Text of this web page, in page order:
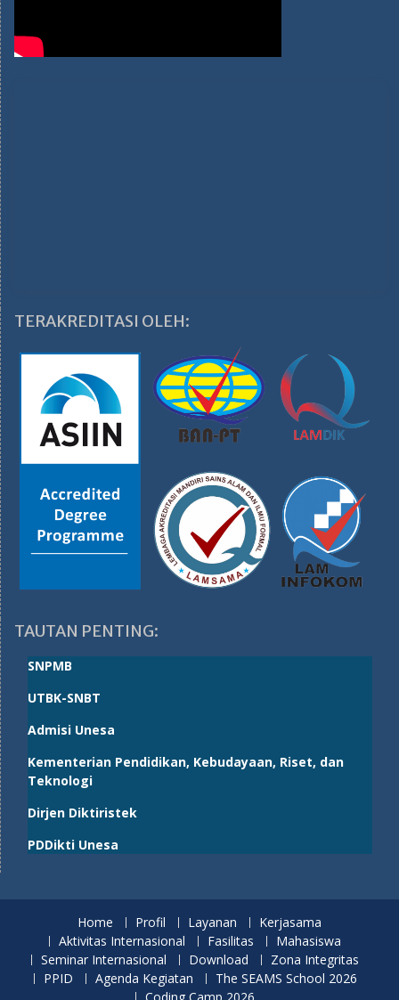
TERAKREDITASI OLEH:
TAUTAN PENTING:
SNPMB
UTBK-SNBT
Admisi Unesa
Kementerian Pendidikan, Kebudayaan, Riset, dan
Teknologi
Dirjen Diktiristek
PDDikti Unesa
Home Profil Layanan
Kerjasama
Aktivitas Internasional
Fasilitas
Mahasiswa
Seminar Internasional
Download
Zona Integritas
PPID
Agenda Kegiatan
The SEAMS School 2026